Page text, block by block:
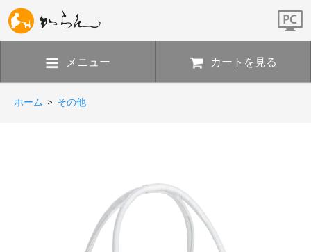
メニュー カートを見る
ホーム > その他